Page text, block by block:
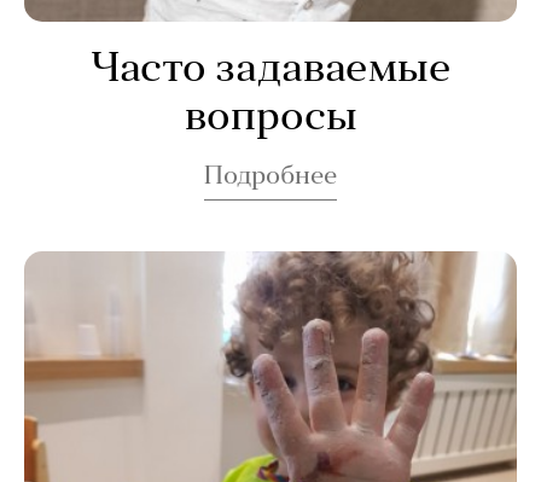
Часто задаваемые
вопросы
Подробнее